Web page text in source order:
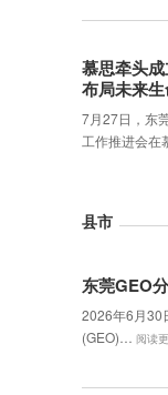
慕思牵头
布局未来
7月27日，东
工作推进会在
县市
东莞GEO
2026年6月30
(GEO)…
阅读